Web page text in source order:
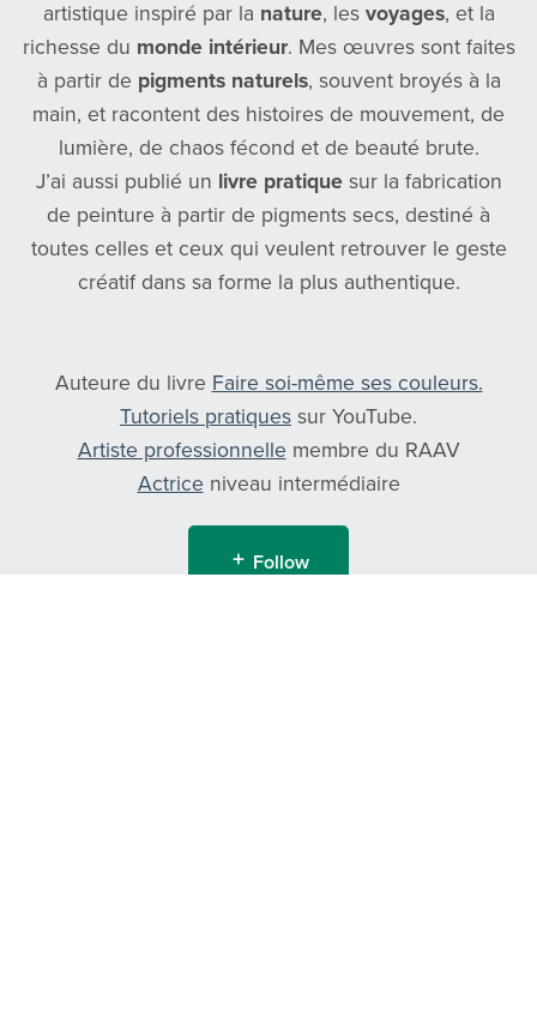
artistique inspiré par la nature, les voyages, et la
richesse du monde intérieur. Mes œuvres sont faites
à partir de pigments naturels, souvent broyés à la
main, et racontent des histoires de mouvement, de
lumière, de chaos fécond et de beauté brute.
J’ai aussi publié un livre pratiquesur la fabrication
de peinture à partir de pigments secs, destiné à
toutes celles et ceux qui veulent retrouver le geste
créatif dans sa forme la plus authentique.
Auteure du livre Faire soi-même ses couleurs.
Tutoriels pratiques sur YouTube.
Artiste professionnelle membre du RAAV
Actrice niveau intermédiaire
Follow